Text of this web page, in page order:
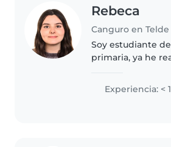
Rebeca
Canguro en Telde
Soy estudiante
primaria, ya he
trabajar con
ayudarlos con
de pasar el rato
Experiencia: <